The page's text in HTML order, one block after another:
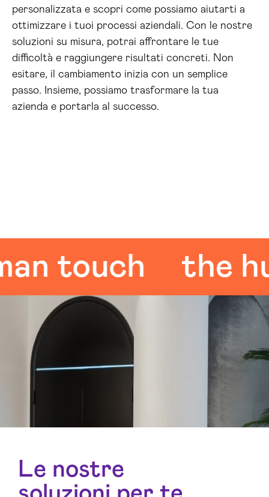
personalizzata e scopri come possiamo aiutarti a
ottimizzare i tuoi processi aziendali. Con le nostre
soluzioni su misura, potrai affrontare le tue
difficoltà e raggiungere risultati concreti. Non
esitare, il cambiamento inizia con un semplice
passo. Insieme, possiamo trasformare la tua
azienda e portarla al successo.
the
Le nostre